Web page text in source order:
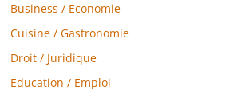
Business / Economie
Cuisine / Gastronomie
Droit / Juridique
Education / Emploi